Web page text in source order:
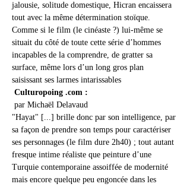
jalousie, solitude domestique, Hicran encaissera
tout avec la même détermination stoïque.
Comme si le film (le cinéaste ?) lui-même se
situait du côté de toute cette série d’hommes
incapables de la comprendre, de gratter sa
surface, même lors d’un long gros plan
saisissant ses larmes intarissables
Culturopoing .com :
par Michaël Delavaud
"Hayat" [...] brille donc par son intelligence, par
sa façon de prendre son temps pour caractériser
ses personnages (le film dure 2h40) ; tout autant
fresque intime réaliste que peinture d’une
Turquie contemporaine assoiffée de modernité
mais encore quelque peu engoncée dans les